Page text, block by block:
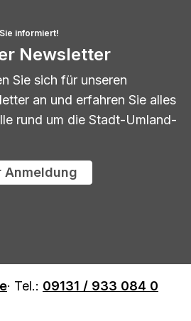
informiert!
Newsletter
Sie sich für unseren
an und erfahren Sie alles
rund um die Stadt-Umland-
Anmeldung
· Tel.: 09131 / 933 084 0